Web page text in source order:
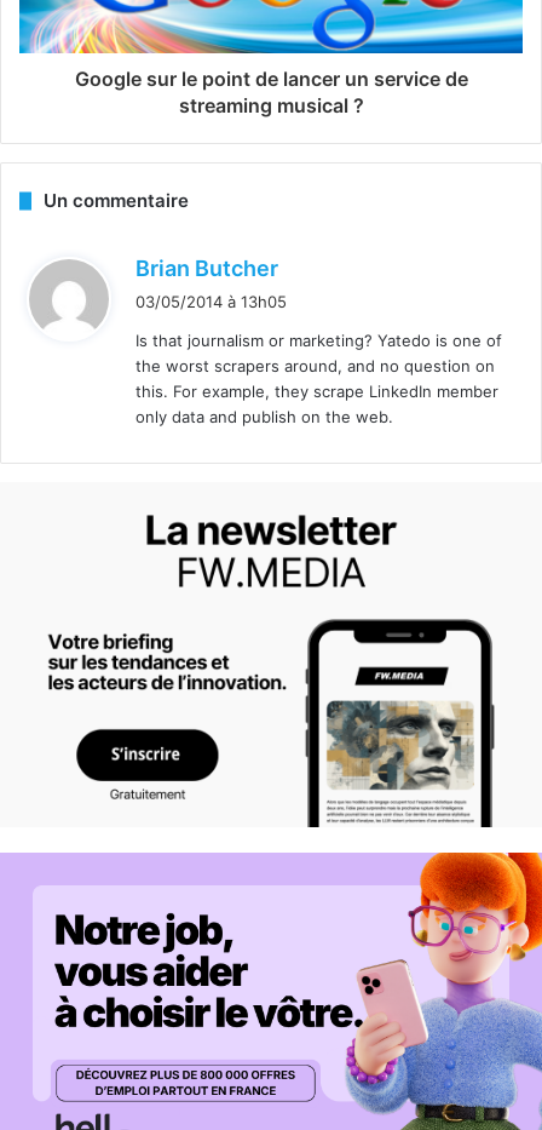
Google sur le point de lancer un service de
streaming musical ?
Un commentaire
Brian Butcher
i
03/05/2014 à 13h05
Is that journalism or marketing? Yatedo is one of
the worst scrapers around, and no question on
this. For example, they scrape LinkedIn member
only data and publish on the web.